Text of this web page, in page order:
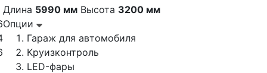
Длина 5990 мм Высота 3200 мм
Опции
Гараж для автомобиля
Круизконтроль
LED-фары